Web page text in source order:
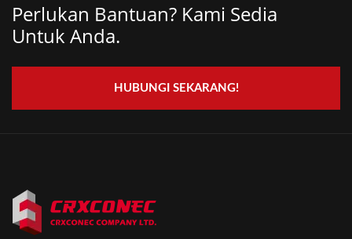
Perlukan Bantuan? Kami Sedia
Untuk Anda.
HUBUNGI SEKARANG!